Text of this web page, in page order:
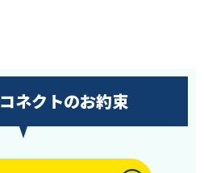
ネクトのお約束